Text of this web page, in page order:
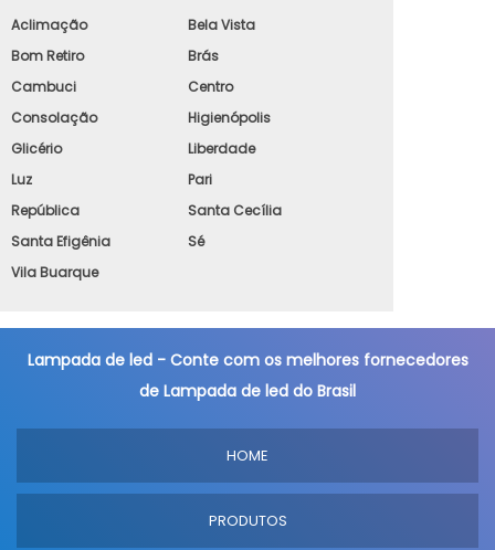
Aclimação
Bela Vista
Bom Retiro
Brás
Cambuci
Centro
Consolação
Higienópolis
Glicério
Liberdade
Luz
Pari
República
Santa Cecília
Santa Efigênia
Sé
Vila Buarque
Lampada de led - Conte com os melhores fornecedores
de Lampada de led do Brasil
HOME
PRODUTOS